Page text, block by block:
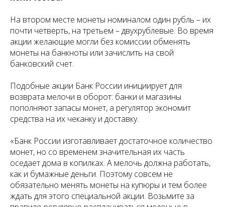
На втором месте монеты номиналом один рубль – их
почти четверть, на третьем – двухрублевые. Во время
акции желающие могли без комиссии обменять
монеты на банкноты или зачислить на свой
банковский счет.
Подобные акции Банк России инициирует для
возврата мелочи в оборот: банки и магазины
пополняют запасы монет, а регулятор экономит
средства на их чеканку и доставку.
«Банк России изготавливает достаточное количество
монет, но со временем значительная их часть
оседает дома в копилках. А мелочь должна работать,
как и бумажные деньги. Поэтому совсем не
обязательно менять монеты на купюры и тем более
ждать для этого специальной акции. Возьмите за